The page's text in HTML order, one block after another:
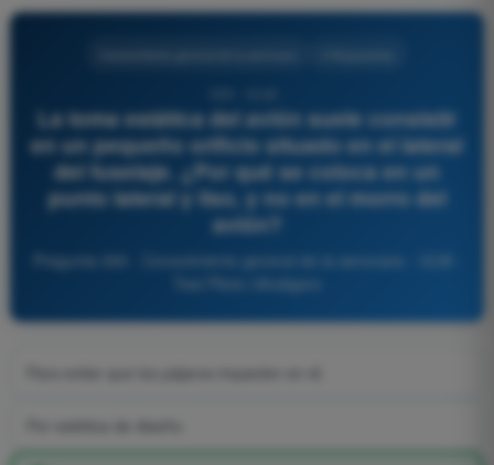
La toma estática del avión suele consistir
en un pequeño orificio situado en el lateral
del fuselaje. ¿Por qué se coloca en un
punto lateral y liso, y no en el morro del
avión?
Pregunta 300 - Conocimiento general de la aeronave - ULM -
Test Piloto Ultraligero